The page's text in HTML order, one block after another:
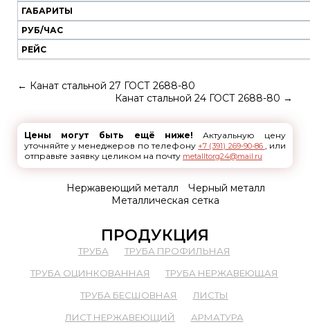
ГАБАРИТЫ
РУБ/ЧАС
РЕЙС
← Канат стальной 27 ГОСТ 2688-80
Канат стальной 24 ГОСТ 2688-80 →
Цены могут быть ещё ниже! Актуальную цену
уточняйте у менеджеров по телефону +7 (391) 269-90-86 , или
отправьте заявку целиком на почту metalltorg24@mail.ru
Нержавеющий металл
Черный металл
Металлическая сетка
ПРОДУКЦИЯ
ТРУБА
ТРУБА ПРОФИЛЬНАЯ
ТРУБА ОЦИНКОВАННАЯ
ТРУБА НЕРЖАВЕЮЩАЯ
ТРУБА БЕСШОВНАЯ
ЛИСТЫ
ЛИСТ НЕРЖАВЕЮЩИЙ
АРМАТУРА